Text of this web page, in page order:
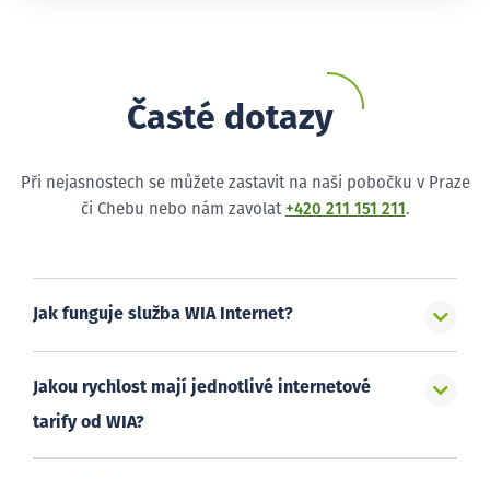
Časté dotazy
Při nejasnostech se můžete zastavit na naši pobočku v Praze
či Chebu nebo nám zavolat +420 211 151 211 .
Jak funguje služba WIA Internet?
Jakou rychlost mají jednotlivé internetové
tarify od WIA?